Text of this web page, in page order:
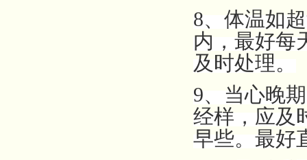
8、体温如
内，最好每
及时处理。
9、当心晚
经样，应及
早些。最好